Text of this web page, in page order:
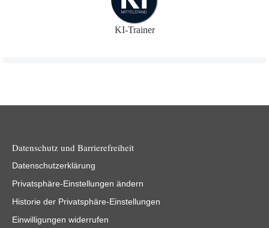
KI-Trainer
Datenschutz und Barrierefreiheit
Datenschutzerklärung
Privatsphäre-Einstellungen ändern
Historie der Privatsphäre-Einstellungen
Einwilligungen widerrufen